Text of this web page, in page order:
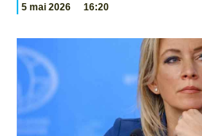
5 mai 2026 16:20